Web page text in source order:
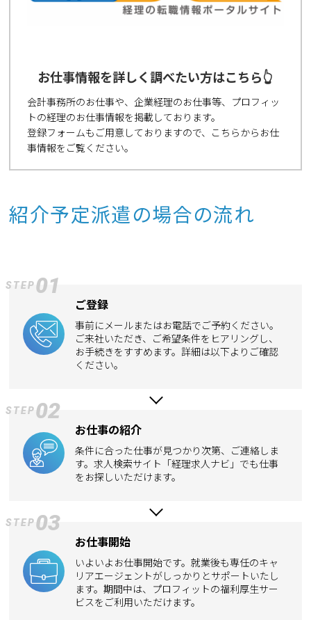
お仕事情報を詳しく調べたい方はこちら👆
会計事務所のお仕事や、企業経理のお仕事等、プロフィッ
トの経理のお仕事情報を掲載しております。
登録フォームもご用意しておりますので、こちらからお仕
事情報をご覧ください。
紹介予定派遣の場合の流れ
STEP01
ご登録
事前にメールまたはお電話でご予約ください。
ご来社いただき、ご希望条件をヒアリングし、
お手続きをすすめます。詳細は以下よりご確認
ください。
STEP02
お仕事の紹介
条件に合った仕事が見つかり次第、ご連絡しま
す。求人検索サイト「経理求人ナビ」でも仕事
をお探しいただけます。
STEP03
お仕事開始
いよいよお仕事開始です。就業後も専任のキャ
リアエージェントがしっかりとサポートいたし
ます。期間中は、プロフィットの福利厚生サー
ビスをご利用いただけます。